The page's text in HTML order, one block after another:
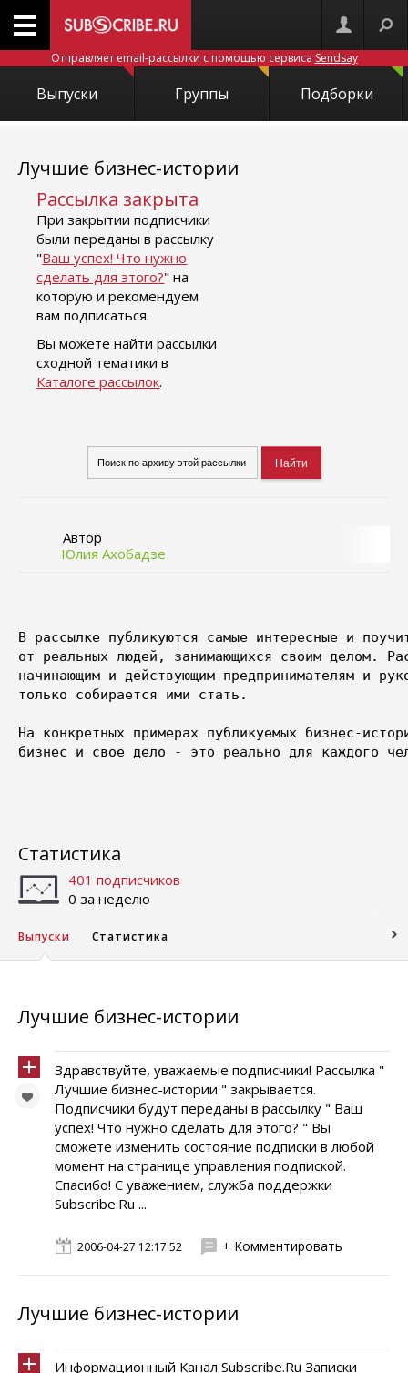
Отправляет email-рассылки с помощью сервиса Sendsay
Выпуски Группы Подборки
Лучшие бизнес-истории
Рассылка закрыта
При закрытии подписчики
были переданы в рассылку
"Ваш успех! Что нужно
сделать для этого?" на
которую и рекомендуем
вам подписаться.
Вы можете найти рассылки
сходной тематики в
Каталоге рассылок.
Автор
Юлия Ахобадзе
В рассылке публикуются самые интересные и
от реальных людей, занимающихся своим делом.
начинающим и действующим предпринимателям и
только собирается ими стать.
На конкретных примерах публикуемых бизнес-
бизнес и свое дело - это реально для каждого
Статистика
401 подписчиков
0 за неделю
Выпуски Статистика
Лучшие бизнес-истории
Здравствуйте, уважаемые подписчики! Рассылка "
Лучшие бизнес-истории " закрывается.
Подписчики будут переданы в рассылку " Ваш
успех! Что нужно сделать для этого? " Вы
сможете изменить состояние подписки в любой
момент на странице управления подпиской.
Спасибо! С уважением, служба поддержки
Subscribe.Ru ...
2006-04-27 12:17:52 + Комментировать
Лучшие бизнес-истории
Информационный Канал Subscribe.Ru Записки